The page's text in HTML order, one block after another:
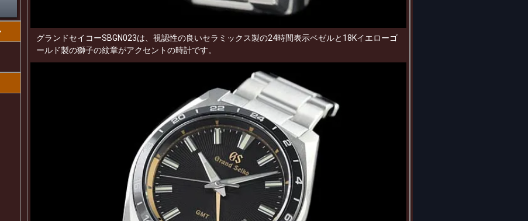
グランドセイコーSBGN023は、視認性の良いセラミックス製の24時間表示ベゼルと18Kイエローゴ
ールド製の獅子の紋章がアクセントの時計です。